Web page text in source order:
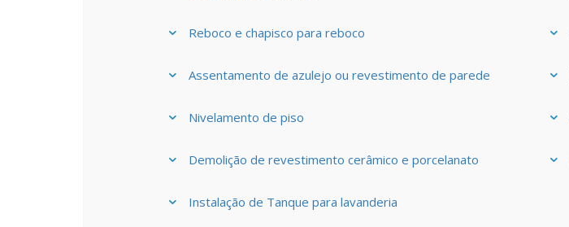
Reboco e chapisco para reboco
Assentamento de azulejo ou revestimento de parede
Nivelamento de piso
Demolição de revestimento cerâmico e porcelanato
Instalação de Tanque para lavanderia